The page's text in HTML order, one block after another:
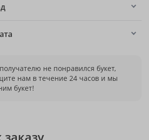
не понравился букет,
нам в течение 24 часов и мы
букет!